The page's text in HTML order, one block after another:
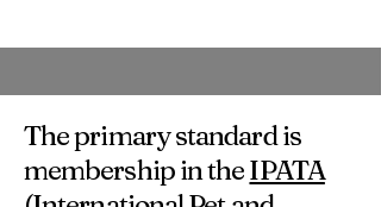
The primary standard is
membership in theIPATA